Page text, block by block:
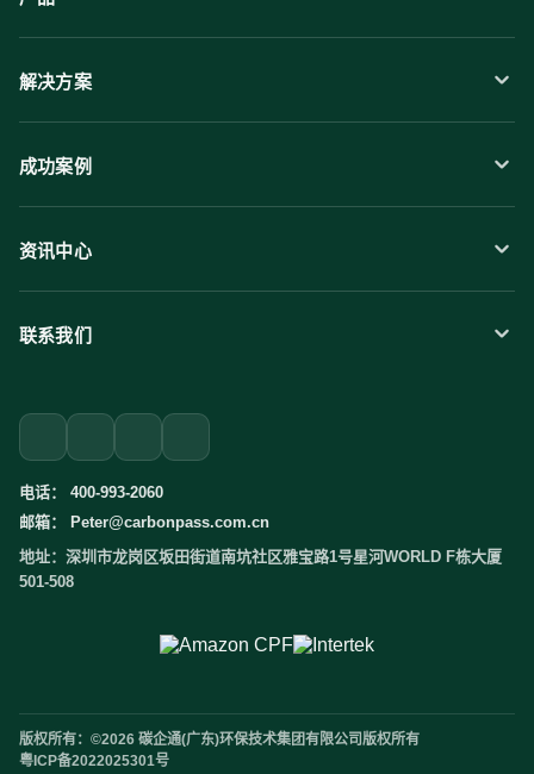
合规智链系统
解决方案
CPF
EUDR
PCF碳足迹
成功案例
3C行业
家具行业
资讯中心
行业资讯
碳问必答
联系我们
电话：
400-993-2060
邮箱：
Peter@carbonpass.com.cn
地址：深圳市龙岗区坂田街道南坑社区雅宝路1号星河WORLD F栋大厦
501-508
版权所有：©2026 碳企通(广东)环保技术集团有限公司版权所有
粤ICP备2022025301号